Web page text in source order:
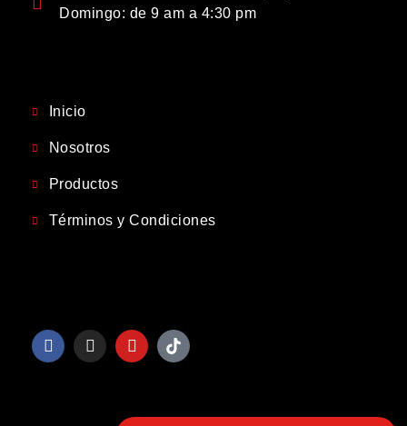
Domingo: de 9 am a 4:30 pm
Inicio
Nosotros
Productos
Términos y Condiciones